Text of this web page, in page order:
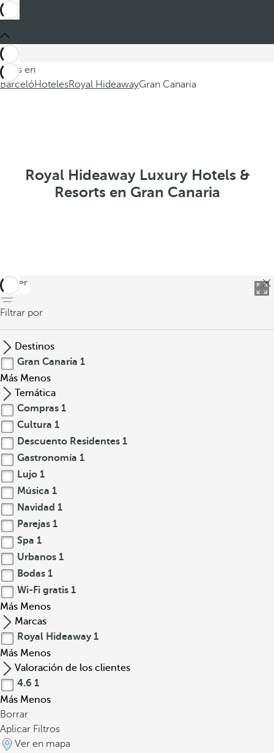
Estás en
BarcelóHotelesRoyal HideawayGran Canaria
Royal Hideaway Luxury Hotels &
Resorts en Gran Canaria
volver
Filtrar por
Destinos
Gran Canaria 1
Más Menos
Temática
Compras 1
Cultura 1
Descuento Residentes 1
Gastronomía 1
Lujo 1
Música 1
Navidad 1
Parejas 1
Spa 1
Urbanos 1
Bodas 1
Wi-Fi gratis 1
Más Menos
Marcas
Royal Hideaway 1
Más Menos
Valoración de los clientes
4.6 1
Más Menos
Borrar
Aplicar Filtros
Ver en mapa